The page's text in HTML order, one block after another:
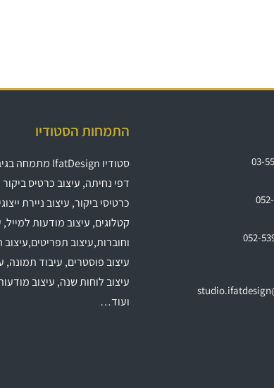
התמחות הסטודיו
סטודיו
מתמחה
דפי נחיתה, עיצוב כרטיס
כרטיסי ביקור, עיצוב ניירת
קטלוגים, עיצוב מודעות למייל,
וחוברות,עיצוב תפריטים,עיצוב
עיצוב פוסטרים, עיבוד תמונה,
עיצוב לוחות שנה, עיצוב
ועוד…